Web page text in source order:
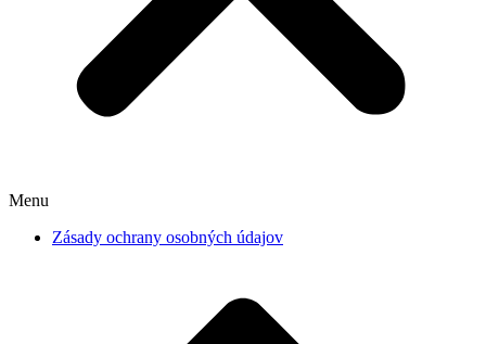
Menu
Zásady ochrany osobných údajov